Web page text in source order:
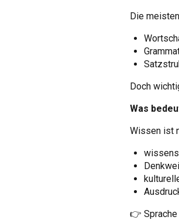
Die
Doch
Was
Wissen ist
👉 Sprache